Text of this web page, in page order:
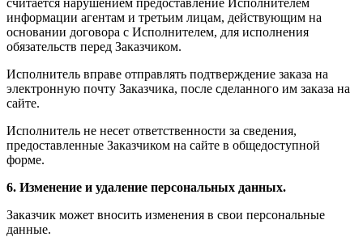
информации агентам и третьим лицам, действующим на
основании договора с Исполнителем, для исполнения
обязательств перед Заказчиком.
Исполнитель вправе отправлять подтверждение заказа на
электронную почту Заказчика, после сделанного им заказа на
сайте.
Исполнитель не несет ответственности за сведения,
предоставленные Заказчиком на сайте в общедоступной
форме.
6. Изменение и удаление персональных данных.
Заказчик может вносить изменения в свои персональные
данные.